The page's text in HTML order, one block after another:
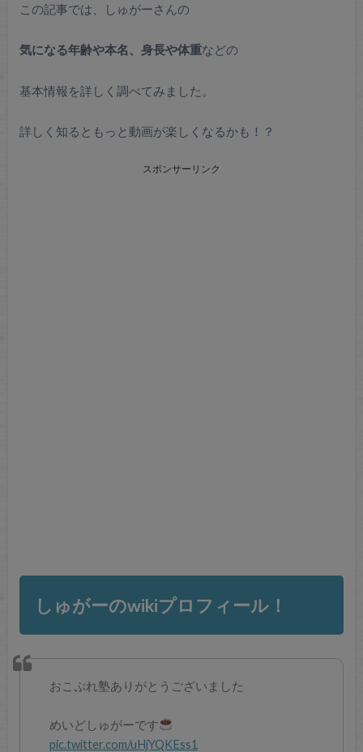
この記事では、しゅがーさんの
気になる年齢や本名、身長や体重などの
基本情報を詳しく調べてみました。
詳しく知るともっと動画が楽しくなるかも！？
スポンサーリンク
しゅがーのwikiプロフィール！
おこぷれ塾ありがとうございました
めいどしゅがーです
pic.twitter.com/uHjYQKEss1